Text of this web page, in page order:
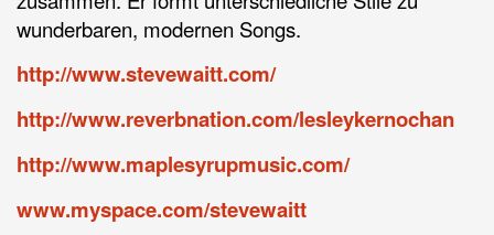
wunderbaren, modernen Songs.
http://www.stevewaitt.com/
http://www.reverbnation.com/lesleykernochan
http://www.maplesyrupmusic.com/
www.myspace.com/stevewaitt